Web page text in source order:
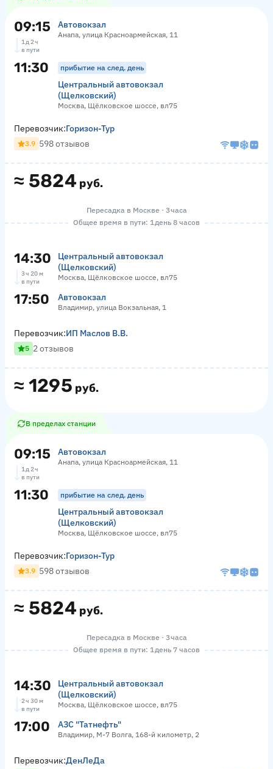
09:15 Автовокзал
Анапа, улица Красноармейская, 11
1 д 2 ч
в пути
11:30 прибытие на след. день
Центральный автовокзал
(Щелковский)
Москва, Щёлковское шоссе, вл75
≈ 5824 руб.
Перевозчик:Горизон-Тур
3.9 598 отзывов
Пересадка в Москве · 3 часа
Общее время в пути: 1 день 8 часов
14:30
Центральный автовокзал
(Щелковский)
Москва, Щёлковское шоссе, вл75
3 ч 20 м
в пути
17:50 Автовокзал
Владимир, улица Вокзальная, 1
≈ 1295 руб.
Перевозчик:ИП Маслов В.В.
5 2 отзывов
В пределах станции
09:15 Автовокзал
Анапа, улица Красноармейская, 11
1 д 2 ч
в пути
11:30 прибытие на след. день
Центральный автовокзал
(Щелковский)
Москва, Щёлковское шоссе, вл75
≈ 5824 руб.
Перевозчик:Горизон-Тур
3.9 598 отзывов
Пересадка в Москве · 3 часа
Общее время в пути: 1 день 7 часов
14:30
Центральный автовокзал
(Щелковский)
Москва, Щёлковское шоссе, вл75
2 ч 30 м
в пути
17:00 АЗС "Татнефть"
Владимир, М-7 Волга, 168-й километр, 2
Перевозчик:ДенЛеДа